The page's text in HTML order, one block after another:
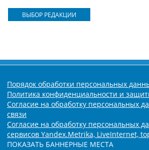
ВЫБОР РЕДАКЦИИ
Порядок обработки персональных
Политика конфиденциальности и
Согласие на обработку персональных
связи
Согласие на обработку персональных
сервисов Yandex.Metrika, LiveInternet,
ПОКАЗАТЬ БАННЕРНЫЕ МЕСТА